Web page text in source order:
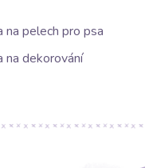
na pelech pro psa
na dekorování